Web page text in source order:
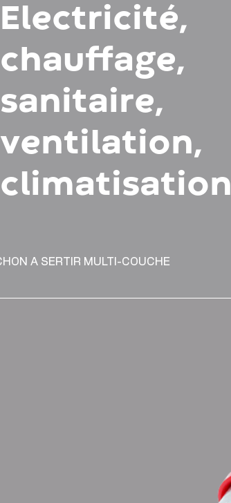
Electricité,
chauffage,
sanitaire,
ventilation,
climatisation
A SERTIR MULTI-COUCHE